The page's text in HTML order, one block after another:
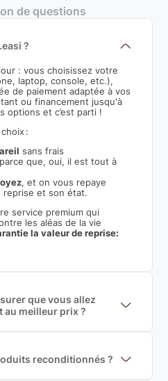
de questions
?
: vous choisissez votre
laptop, console, etc.),
de paiement adaptée à vos
ou financement jusqu'à
options et c’est parti !
:
sans frais
que, oui, il est tout à
, et on vous repaye
reprise et son état.
service premium qui
les aléas de la vie
la valeur de reprise:
que vous allez
meilleur prix ?
rachat. De plus, nous
sur la valeur de
reconditionnés ?